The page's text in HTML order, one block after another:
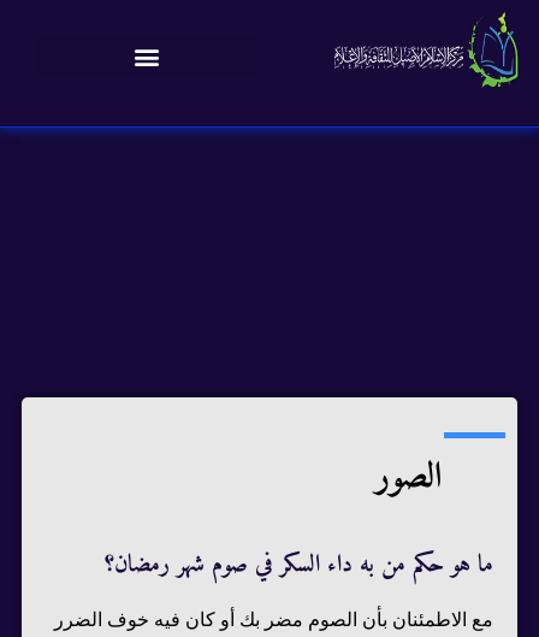
الصور
ما هو حكم من به داء السكر في صوم شهر رمضان؟
مع الاطمئنان بأن الصوم مضر بك أو كان فيه خوف الضرر